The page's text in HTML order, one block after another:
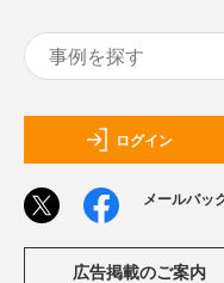
ログイン
メールバッ
広告掲載のご案内